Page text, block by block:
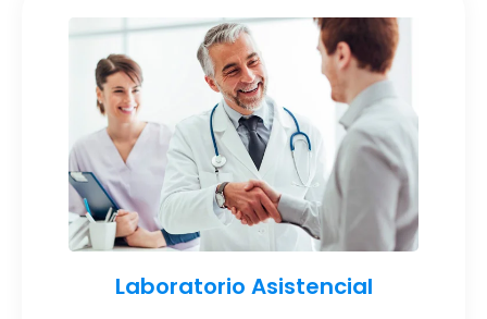
Laboratorio Asistencial